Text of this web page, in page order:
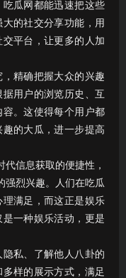
瓜网都能迅速把这些
的社交分享功能，用
平台，让更多的人加
精确把握大众的兴趣
用户的浏览历史、互
。这使得每个用户都
的大瓜，进一步提高
代信息获取的便捷性，
强烈兴趣。人们在吃瓜
满足，而这正是娱乐
一种娱乐活动，更是
私、了解他人八卦的
样的展示方式，满足